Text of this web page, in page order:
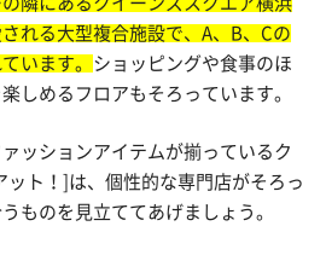
れる大型複合施設で、A、B、Cの
います。 ショッピングや食事のほ
しめるフロアもそろっています。
ッションアイテムが揃っているク
ット！]は、個性的な専門店がそろっ
ものを見立ててあげましょう。